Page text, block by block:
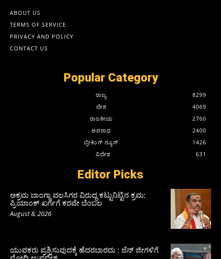
ABOUT US
TERMS OF SERVICE
PRIVACY AND POLICY
CONTACT US
Popular Category
ರಾಜ್ಯ
8299
ದೇಶ
4069
ರಾಜಕೀಯ
2760
ಅಪರಾಧ
2400
ಬ್ರೇಕಿಂಗ್ ನ್ಯೂಸ್
1426
ವಿದೇಶ
631
Editor Picks
ಅಕ್ರಮ ಬಾಂಗ್ಲಾ ವಲಸಿಗರ ವಿರುದ್ಧ ಕಟ್ಟುನಿಟ್ಟಿನ ಕ್ರಮ:
ಪ್ರಿಯಾಂಕ್ ಖರ್ಗೆಗೆ ಕರವೇ ಬೆಂಬಲ
August 8, 2026
ಯುವಕರು ಪ್ರಶ್ನಿಸುವುದಕ್ಕೆ ಹೆದರಬಾರದು : ಜೆನ್‌ ಜೀಗಳಿಗೆ